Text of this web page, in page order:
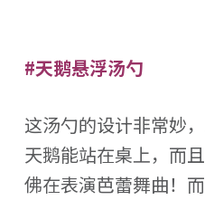
#天鹅悬浮汤勺
这汤勺的设计非常妙
天鹅能站在桌上，而
佛在表演芭蕾舞曲！